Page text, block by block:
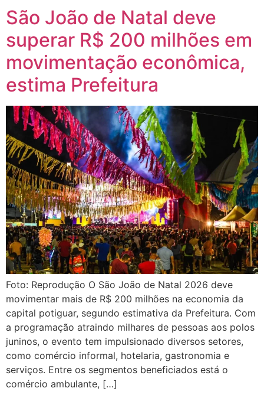
São João de Natal deve
superar R$ 200 milhões em
movimentação econômica,
estima Prefeitura
Foto: Reprodução O São João de Natal 2026 deve
movimentar mais de R$ 200 milhões na economia da
capital potiguar, segundo estimativa da Prefeitura. Com
a programação atraindo milhares de pessoas aos polos
juninos, o evento tem impulsionado diversos setores,
como comércio informal, hotelaria, gastronomia e
serviços. Entre os segmentos beneficiados está o
comércio ambulante, […]